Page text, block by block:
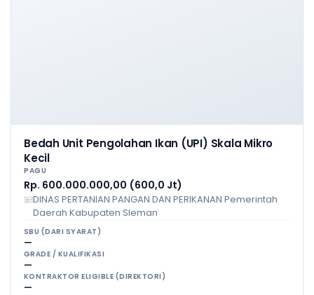
Bedah Unit Pengolahan Ikan (UPI) Skala Mikro
Kecil
PAGU
Rp. 600.000.000,00 (600,0 Jt)
DINAS PERTANIAN PANGAN DAN PERIKANAN Pemerintah
Daerah Kabupaten Sleman
SBU (DARI SYARAT)
—
GRADE / KUALIFIKASI
—
KONTRAKTOR ELIGIBLE (DIREKTORI)
—